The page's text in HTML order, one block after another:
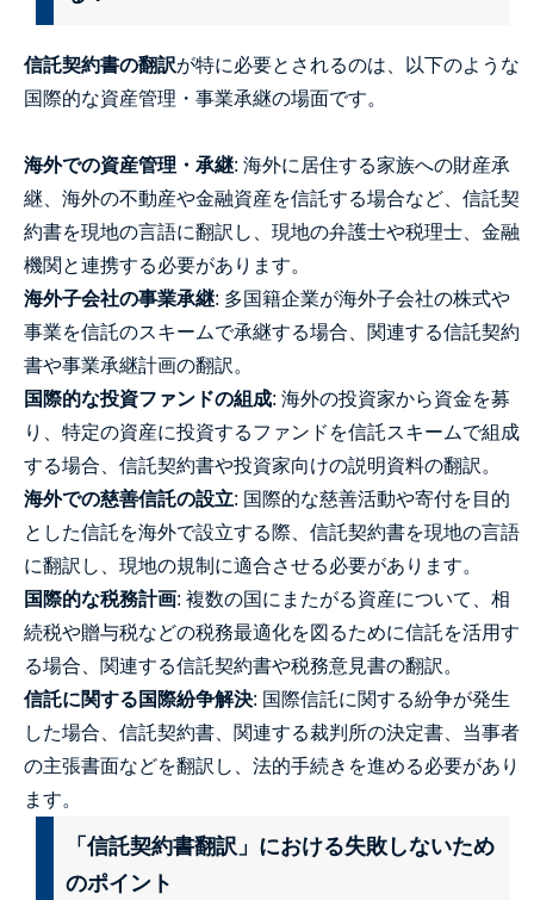
信託契約書の翻訳が特に必要とされるのは、以下のような
国際的な資産管理・事業承継の場面です。
海外での資産管理・承継: 海外に居住する家族への財産承
継、海外の不動産や金融資産を信託する場合など、信託契
約書を現地の言語に翻訳し、現地の弁護士や税理士、金融
機関と連携する必要があります。
海外子会社の事業承継: 多国籍企業が海外子会社の株式や
事業を信託のスキームで承継する場合、関連する信託契約
書や事業承継計画の翻訳。
国際的な投資ファンドの組成: 海外の投資家から資金を募
り、特定の資産に投資するファンドを信託スキームで組成
する場合、信託契約書や投資家向けの説明資料の翻訳。
海外での慈善信託の設立: 国際的な慈善活動や寄付を目的
とした信託を海外で設立する際、信託契約書を現地の言語
に翻訳し、現地の規制に適合させる必要があります。
国際的な税務計画: 複数の国にまたがる資産について、相
続税や贈与税などの税務最適化を図るために信託を活用す
る場合、関連する信託契約書や税務意見書の翻訳。
信託に関する国際紛争解決: 国際信託に関する紛争が発生
した場合、信託契約書、関連する裁判所の決定書、当事者
の主張書面などを翻訳し、法的手続きを進める必要があり
ます。
「信託契約書翻訳」における失敗しないため
のポイント